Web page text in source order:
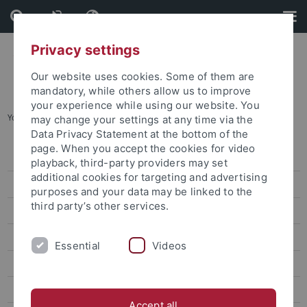
Skip
to
content
Skip
to
footer
You are here: Home ... Veranstaltungskalender
Events
Veranstaltungskalender
Kongresse und Tagungen
Aktuelle Ausstellungen
Culture and the arts
Privacy settings
Our website uses cookies. Some of them are
mandatory, while others allow us to improve
your experience while using our website. You
may change your settings at any time via the
Data Privacy Statement at the bottom of the
page. When you accept the cookies for video
playback, third-party providers may set
additional cookies for targeting and advertising
purposes and your data may be linked to the
third party’s other services.
Essential Videos